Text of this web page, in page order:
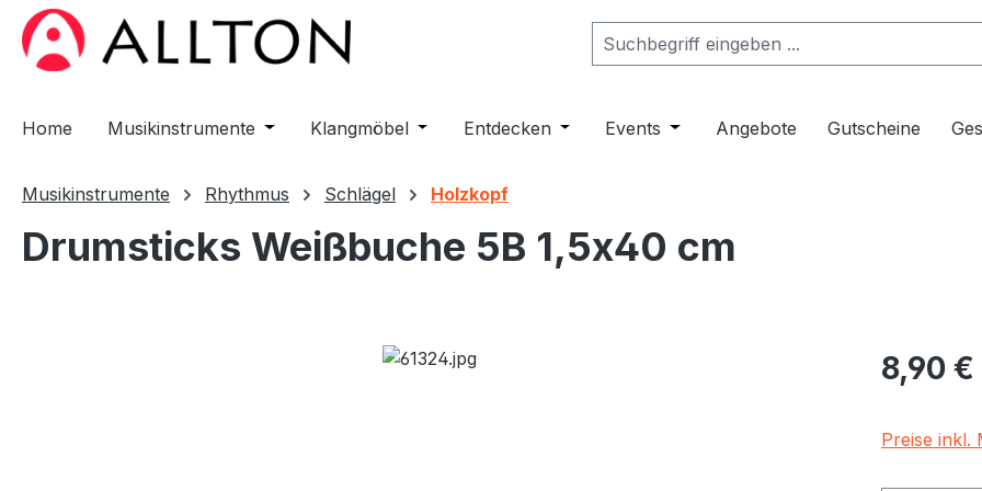
Hauptinhalt springen
Zur Suche springen
Zur Hauptnavigation springen
Home Musikinstrumente Öffne oder Schließe das Dropdown der Kategorie Musikinstrumente
Klangmöbel Öffne oder Schließe das Dropdown der Kategorie Klangmöbel
Entdecken Öffne oder Schließe das Dropdown der Kategorie
Events Öffne oder Schließe das Dropdown
Angebote Gutscheine
Musikinstrumente Rhythmus Schlägel Holzkopf
Drumsticks Weißbuche 5B 1,5x40 cm
Regulärer
8,90 €
Preise inkl.